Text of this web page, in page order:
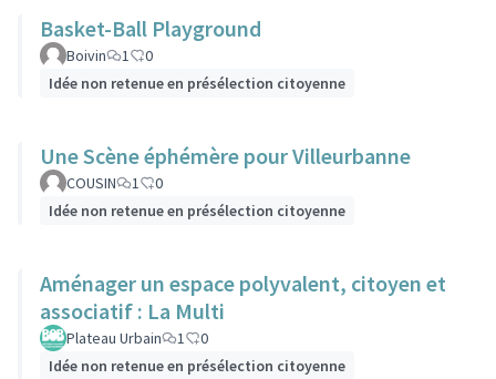
Basket-Ball Playground
Boivin 1
0
Idée non retenue en présélection citoyenne
Une Scène éphémère pour Villeurbanne
COUSIN 1
0
Idée non retenue en présélection citoyenne
Aménager un espace polyvalent, citoyen et
associatif : La Multi
Plateau Urbain 1
0
Idée non retenue en présélection citoyenne